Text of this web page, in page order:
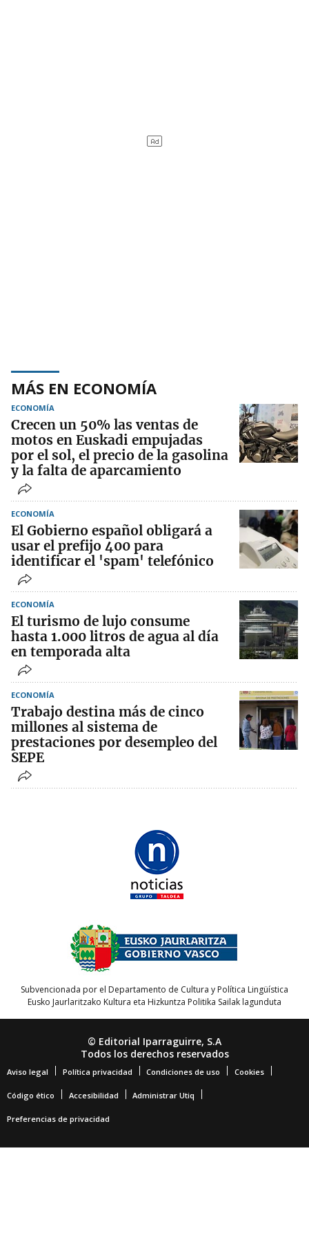
MÁS EN ECONOMÍA
ECONOMÍA
Crecen un 50% las ventas de
motos en Euskadi empujadas
por el sol, el precio de la gasolina
y la falta de aparcamiento
ECONOMÍA
El Gobierno español obligará a
usar el prefijo 400 para
identificar el 'spam' telefónico
ECONOMÍA
El turismo de lujo consume
hasta 1.000 litros de agua al día
en temporada alta
ECONOMÍA
Trabajo destina más de cinco
millones al sistema de
prestaciones por desempleo del
SEPE
Subvencionada por el Departamento de Cultura y Política Lingüística
Eusko Jaurlaritzako Kultura eta Hizkuntza Politika Sailak lagunduta
© Editorial Iparraguirre, S.A
Todos los derechos reservados
Aviso legal Política privacidad Condiciones de uso Cookies
Código ético Accesibilidad Administrar Utiq
Preferencias de privacidad